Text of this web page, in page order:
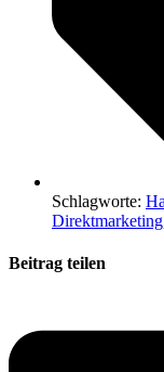
Schlagworte:
Direktmarketing
Beitrag teilen